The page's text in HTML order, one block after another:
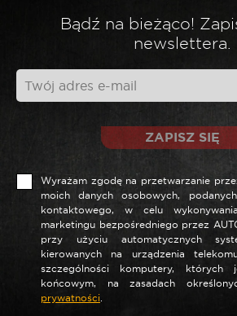
Twoja opinia*
Nazwa *
E-mail*
Bądź na bieżąco!
newslettera.
ZAPISZ SIĘ
Wyrażam zgodę na przetwarzanie
moich danych osobowych,
kontaktowego, w celu
marketingu bezpośredniego przez
przy użyciu automatycznych
kierowanych na urządzenia
szczególności komputery, których
końcowym, na zasadach
prywatności.